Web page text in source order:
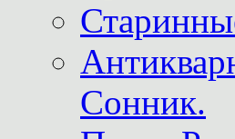
Сонник.